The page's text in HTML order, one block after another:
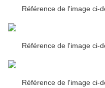
Référence de l'image ci-
Référence de l'image ci-
Référence de l'image ci-